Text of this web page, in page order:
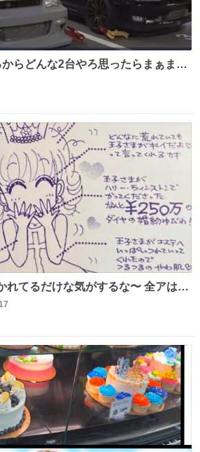
らどんな2台やろ思ったらまぁまぁ
て笑い止まらん
れてるだけな気がするな〜 全アはこ
のを上乗せするので、 すっぴん
でも「今日も可愛いね」が止まらな
け止めとお友達の私より綺麗な手や